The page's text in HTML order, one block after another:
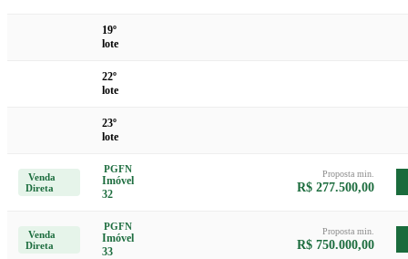
19º
lote
22º
lote
23º
lote
Venda
Direta
PGFN
Imóvel
32
Proposta min.
R$ 277.500,00
Venda
Direta
PGFN
Imóvel
33
Proposta min.
R$ 750.000,00